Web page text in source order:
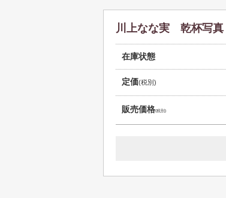
川上なな実 乾杯写真
在庫状態
定価(税別)
販売価格(税別)